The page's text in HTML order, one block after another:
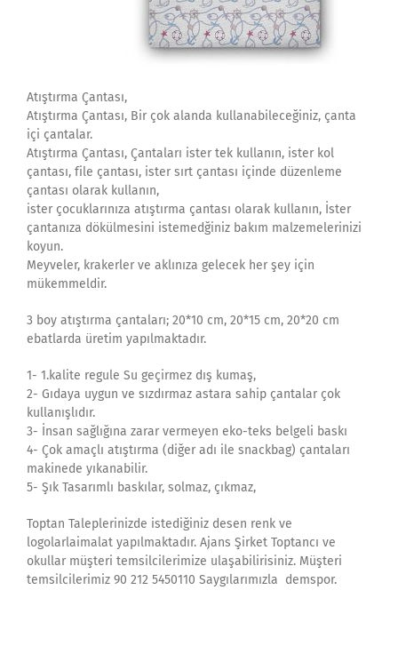
Atıştırma Çantası,
Atıştırma Çantası, Bir çok alanda kullanabileceğiniz, çanta
içi çantalar.
Atıştırma Çantası, Çantaları ister tek kullanın, ister kol
çantası, file çantası, ister sırt çantası içinde düzenleme
çantası olarak kullanın,
ister çocuklarınıza atıştırma çantası olarak kullanın, İster
çantanıza dökülmesini istemedğiniz bakım malzemelerinizi
koyun.
Meyveler, krakerler ve aklınıza gelecek her şey için
mükemmeldir.
3 boy atıştırma çantaları; 20*10 cm, 20*15 cm, 20*20 cm
ebatlarda üretim yapılmaktadır.
1- 1.kalite regule Su geçirmez dış kumaş,
2- Gıdaya uygun ve sızdırmaz astara sahip çantalar çok
kullanışlıdır.
3- İnsan sağlığına zarar vermeyen eko-teks belgeli baskı
4- Çok amaçlı atıştırma (diğer adı ile snackbag) çantaları
makinede yıkanabilir.
5- Şık Tasarımlı baskılar, solmaz, çıkmaz,
Toptan Taleplerinizde istediğiniz desen renk ve
logolarlaimalat yapılmaktadır. Ajans Şirket Toptancı ve
okullar müşteri temsilcilerimize ulaşabilirisiniz. Müşteri
temsilcilerimiz 90 212 5450110 Saygılarımızla demspor.